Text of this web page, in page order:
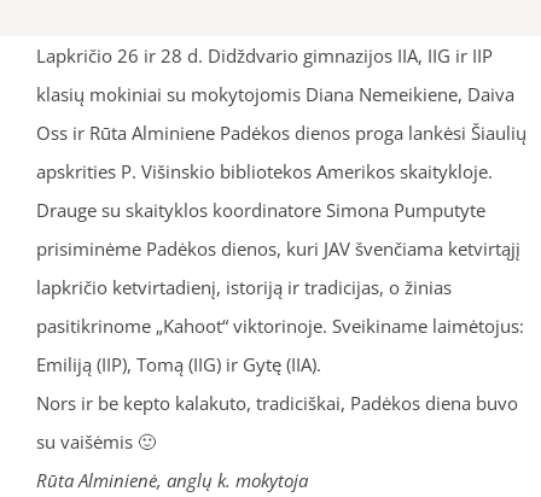
Lapkričio 26 ir 28 d. Didždvario gimnazijos IIA, IIG ir IIP
klasių mokiniai su mokytojomis Diana Nemeikiene, Daiva
Oss ir Rūta Alminiene Padėkos dienos proga lankėsi Šiaulių
apskrities P. Višinskio bibliotekos Amerikos skaitykloje.
Drauge su skaityklos koordinatore Simona Pumputyte
prisiminėme Padėkos dienos, kuri JAV švenčiama ketvirtąjį
lapkričio ketvirtadienį, istoriją ir tradicijas, o žinias
pasitikrinome „Kahoot“ viktorinoje. Sveikiname laimėtojus:
Emiliją (IIP), Tomą (IIG) ir Gytę (IIA).
Nors ir be kepto kalakuto, tradiciškai, Padėkos diena buvo
su vaišėmis 🙂
Rūta Alminienė, anglų k. mokytoja